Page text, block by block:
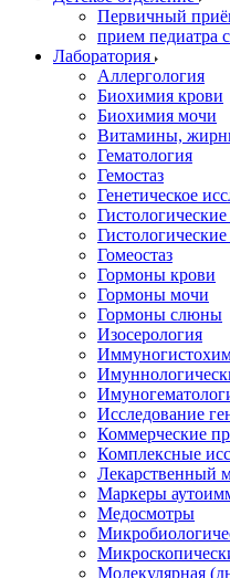
Первичный
прием педиатра
Лаборатория
Аллергология
Биохимия крови
Биохимия мочи
Витамины,
Гематология
Гемостаз
Генетическое
Гомеостаз
Гормоны крови
Гормоны мочи
Гормоны слюны
Изосерология
Исследование
Коммерческие
Комплексные
Лекарственный
Маркеры
Медосмотры
Молекулярная